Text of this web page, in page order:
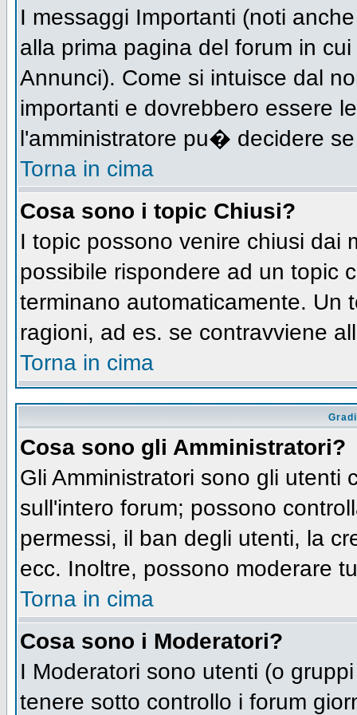
I messaggi Importanti (noti
alla prima pagina del forum in
Annunci). Come si intuisce dal
importanti e dovrebbero essere
l'amministratore pu� decidere
Torna in cima
Cosa sono i topic Chiusi?
I topic possono venire chiusi
possibile rispondere ad un topic
terminano automaticamente.
ragioni, ad es. se contravviene
Torna in cima
Cosa sono gli Amministratori?
Gli Amministratori sono gli
sull'intero forum; possono
permessi, il ban degli utenti, la
ecc. Inoltre, possono moderare
Torna in cima
Cosa sono i Moderatori?
I Moderatori sono utenti (o
tenere sotto controllo i forum